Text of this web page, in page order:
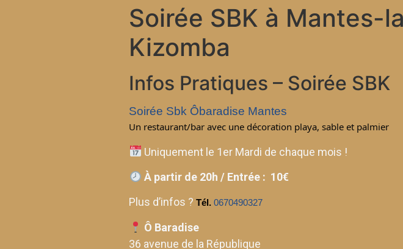
Soirée SBK à Mantes-
Kizomba
Infos Pratiques – Soirée SBK
Soirée Sbk Ôbaradise Mantes
Un restaurant/bar avec une décoration playa, sable et palmier
Uniquement le 1er Mardi de chaque mois !
À partir de 20h / Entrée : 10€
Plus d’infos ?Tél. 0670490327
Ô Baradise
36 avenue de la République